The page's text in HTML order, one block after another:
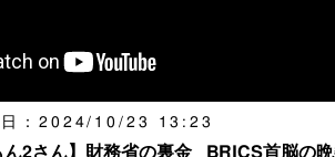
日：2024/10/23 13:23
ん2さん】財務省の裏金_ BRICS首脳の